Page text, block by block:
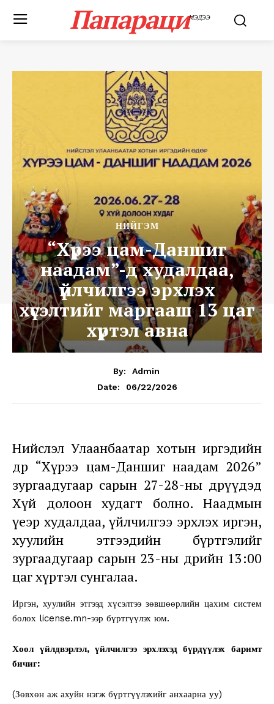
ПапарациМЭДЭЭ
НИЙГЭМ
“Хүрээ цам-Даншиг
наадам”-д худалдаа,
үйлчилгээ эрхлэх
хүсэлтийг маргааш 13 цаг
хүртэл авна
By:
Admin
Date:
06/22/2026
Нийслэл Улаанбаатар хотын иргэдийн
өдөр “Хүрээ цам-Даншиг наадам 2026”
зургаадугаар сарын 27-28-ны өдрүүдэд
Хүй долоон худагт болно. Наадмын
үеэр худалдаа, үйлчилгээ эрхлэх иргэн,
хуулийн этгээдийн бүртгэлийг
зургаадугаар сарын 23-ны өдрийн 13:00
цаг хүртэл сунгалаа.
Иргэн, хуулийн этгээд хүсэлтээ зөвшөөрлийн цахим систем
болох license.mn-ээр бүртгүүлэх юм.
Хоол үйлдвэрлэл, үйлчилгээ эрхлэхэд бүрдүүлэх баримт
бичиг:
(Зөвхөн аж ахуйн нэгж бүртгүүлэхийг анхаарна уу)